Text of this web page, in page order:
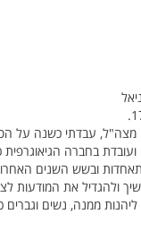
ועובדת בחברה
ובשש השנים
ולהגדיל את המודעות
ליהנות ממנה, נשים